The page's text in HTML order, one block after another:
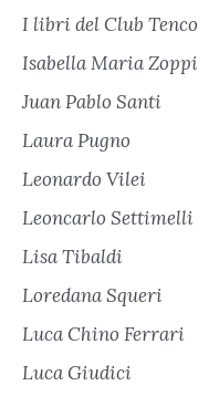
I libri del Club Tenco
Isabella Maria Zoppi
Juan Pablo Santi
Laura Pugno
Leonardo Vilei
Leoncarlo Settimelli
Lisa Tibaldi
Loredana Squeri
Luca Chino Ferrari
Luca Giudici